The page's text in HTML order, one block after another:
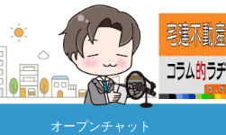
オープンチャット